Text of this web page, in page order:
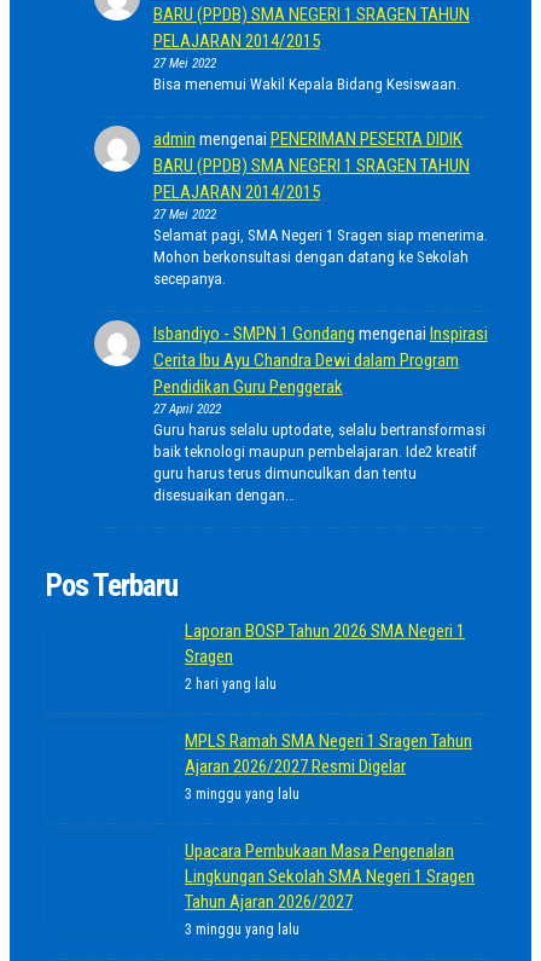
BARU (PPDB) SMA NEGERI 1 SRAGEN TAHUN
PELAJARAN 2014/2015
27 Mei 2022
Bisa menemui Wakil Kepala Bidang Kesiswaan.
admin mengenai PENERIMAN PESERTA DIDIK
BARU (PPDB) SMA NEGERI 1 SRAGEN TAHUN
PELAJARAN 2014/2015
27 Mei 2022
Selamat pagi, SMA Negeri 1 Sragen siap menerima.
Mohon berkonsultasi dengan datang ke Sekolah
secepanya.
Isbandiyo - SMPN 1 Gondang mengenai Inspirasi
Cerita Ibu Ayu Chandra Dewi dalam Program
Pendidikan Guru Penggerak
27 April 2022
Guru harus selalu uptodate, selalu bertransformasi
baik teknologi maupun pembelajaran. Ide2 kreatif
guru harus terus dimunculkan dan tentu
disesuaikan dengan…
Pos Terbaru
Laporan BOSP Tahun 2026 SMA Negeri 1
Sragen
2 hari yang lalu
MPLS Ramah SMA Negeri 1 Sragen Tahun
Ajaran 2026/2027 Resmi Digelar
3 minggu yang lalu
Upacara Pembukaan Masa Pengenalan
Lingkungan Sekolah SMA Negeri 1 Sragen
Tahun Ajaran 2026/2027
3 minggu yang lalu